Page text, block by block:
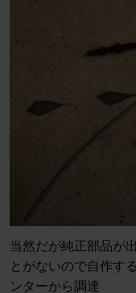
当然だが純正部品が
とがないので自作す
ンターから調達